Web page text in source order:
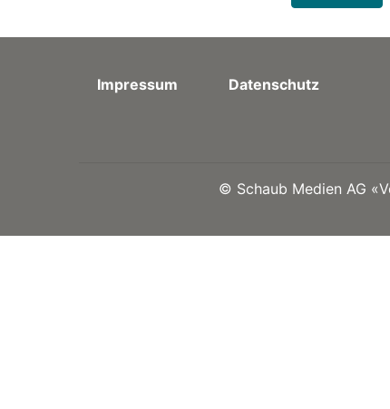
Impressum Datenschutz
© Schaub Medien AG